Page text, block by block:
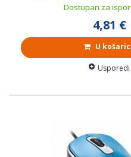
Dostupan za
4,81 €
U
Usporedi